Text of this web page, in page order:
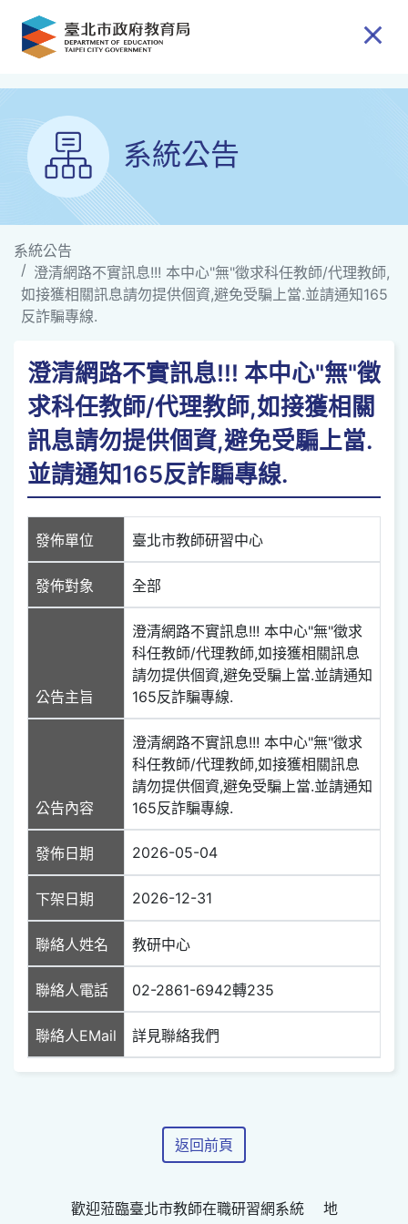
跳到主要內容
系統公告
系統公告
澄清網路不實訊息!!! 本中心"無"徵求科任教師/代理教師,
如接獲相關訊息請勿提供個資,避免受騙上當.並請通知165
反詐騙專線.
澄清網路不實訊息!!! 本中心"無"徵
求科任教師/代理教師,如接獲相關
訊息請勿提供個資,避免受騙上當.
並請通知165反詐騙專線.
發佈單位 臺北市教師研習中心
發佈對象 全部
公告主旨
澄清網路不實訊息!!! 本中心"無"徵求
科任教師/代理教師,如接獲相關訊息
請勿提供個資,避免受騙上當.並請通知
165反詐騙專線.
公告內容
澄清網路不實訊息!!! 本中心"無"徵求
科任教師/代理教師,如接獲相關訊息
請勿提供個資,避免受騙上當.並請通知
165反詐騙專線.
發佈日期 2026-05-04
下架日期 2026-12-31
聯絡人姓名 教研中心
聯絡人電話 02-2861-6942轉235
聯絡人EMail 詳見聯絡我們
返回前頁
歡迎蒞臨臺北市教師在職研習網系統 地